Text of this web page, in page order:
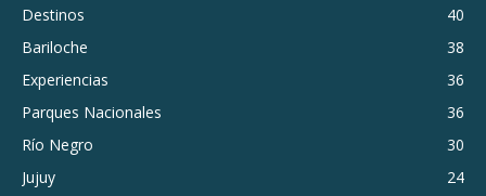
Destinos
40
Bariloche
38
Experiencias
36
Parques Nacionales
36
Río Negro
30
Jujuy
24